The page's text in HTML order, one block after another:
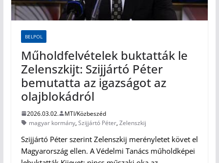
BELPOL
Műholdfelvételek buktatták le
Zelenszkijt: Szijjártó Péter
bemutatta az igazságot az
olajblokádról
2026.03.02.
MTI/Közbeszéd
magyar kormány,Szijjártó Péter,Zelenszkij
Szijjártó Péter szerint Zelenszkij merényletet követ el
Magyarország ellen. A Védelmi Tanács műholdképei